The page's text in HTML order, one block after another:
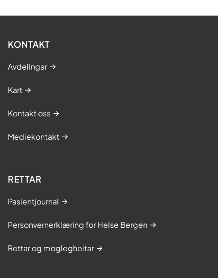
KONTAKT
Avdelingar
Kart
Kontakt oss
Mediekontakt
RETTAR
Pasientjournal
Personvernerklæring for Helse Bergen
Rettar og moglegheitar